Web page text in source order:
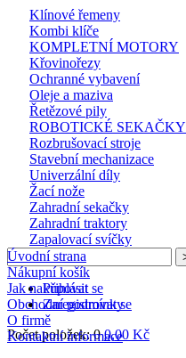
Klínové řemeny
Kombi klíče
KOMPLETNÍ MOTORY
Křovinořezy
Ochranné vybavení
Oleje a maziva
Řetězové pily
ROBOTICKÉ SEKAČKY
Rozbrušovací stroje
Stavební mechanizace
Univerzální díly
Žací nože
Zahradní sekačky
Zahradní traktory
Zapalovací svíčky
Přihlásit se
Zaregistrovat se
Počet položek: 0 0,00 Kč
Úvodní strana
Nákupní košík
Jak nakupovat
Obchodní podmínky
O firmě
Kontaktní informace